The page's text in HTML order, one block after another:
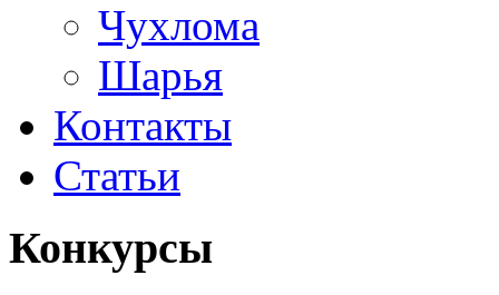
Чухлома
Шарья
Контакты
Статьи
Конкурсы